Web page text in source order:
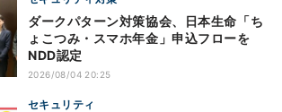
ダークパターン対策協会、日本生命「ち
ょこつみ・スマホ年金」申込フローを
NDD認定
2026/08/04 20:25
セキュリティ